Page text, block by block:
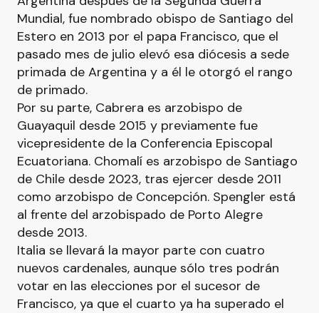
Mundial, fue nombrado obispo de Santiago del
Estero en 2013 por el papa Francisco, que el
pasado mes de julio elevó esa diócesis a sede
primada de Argentina y a él le otorgó el rango
de primado.
Por su parte, Cabrera es arzobispo de
Guayaquil desde 2015 y previamente fue
vicepresidente de la Conferencia Episcopal
Ecuatoriana. Chomalí es arzobispo de Santiago
de Chile desde 2023, tras ejercer desde 2011
como arzobispo de Concepción. Spengler está
al frente del arzobispado de Porto Alegre
desde 2013.
Italia se llevará la mayor parte con cuatro
nuevos cardenales, aunque sólo tres podrán
votar en las elecciones por el sucesor de
Francisco, ya que el cuarto ya ha superado el